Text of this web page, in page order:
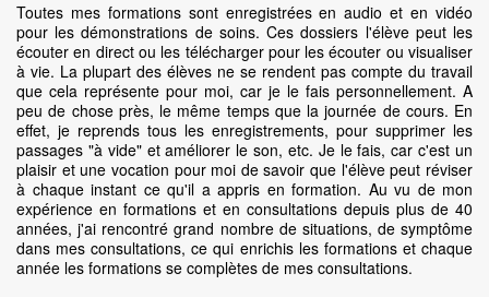
Toutes mes formations sont enregistrées en audio et en vidéo
pour les démonstrations de soins. Ces dossiers l'élève peut les
écouter en direct ou les télécharger pour les écouter ou visualiser
à vie. La plupart des élèves ne se rendent pas compte du travail
que cela représente pour moi, car je le fais personnellement. A
peu de chose près, le même temps que la journée de cours. En
effet, je reprends tous les enregistrements, pour supprimer les
passages "à vide" et améliorer le son, etc. Je le fais, car c'est un
plaisir et une vocation pour moi de savoir que l'élève peut réviser
à chaque instant ce qu'il a appris en formation. Au vu de mon
expérience en formations et en consultations depuis plus de 40
années, j'ai rencontré grand nombre de situations, de symptôme
dans mes consultations, ce qui enrichis les formations et chaque
année les formations se complètes de mes consultations.